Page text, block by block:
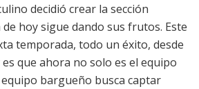
decidió crear la sección
hoy sigue dando sus frutos. Este
temporada, todo un éxito, desde
que ahora no solo es el equipo
bargueño busca captar